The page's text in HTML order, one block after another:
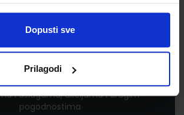
Dopusti sve
Prilagodi
prijava
bi primali informacije o novim
i uslugama, akcijama i drugim
pogodnostima